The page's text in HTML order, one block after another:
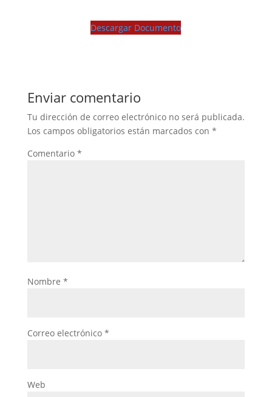
Descargar Documento
Enviar comentario
Tu dirección de correo electrónico no será publicada.
Los campos obligatorios están marcados con *
Comentario *
Nombre *
Correo electrónico *
Web